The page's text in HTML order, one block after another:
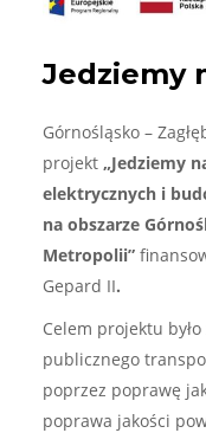
Jedziemy
Górnośląsko –
projekt „Jedziemy
elektrycznych i
na obszarze
Metropolii”
Gepard II.
Celem projektu
publicznego
poprzez poprawę
poprawa jakości